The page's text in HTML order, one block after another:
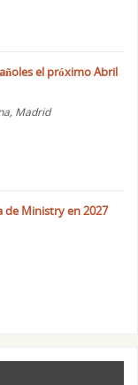
el próximo Abril
Madrid
de Ministry en 2027